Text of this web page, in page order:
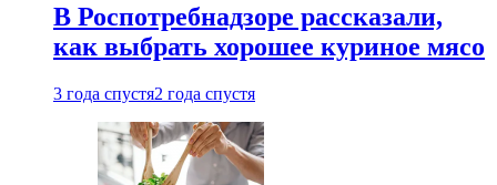
В Роспотребнадзоре рассказали,
как выбрать хорошее куриное мясо
3 года спустя2 года спустя